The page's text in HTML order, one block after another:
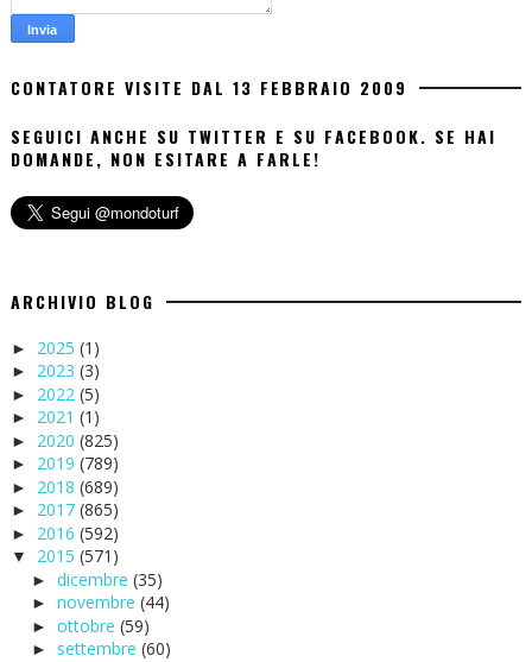
CONTATORE VISITE DAL 13 FEBBRAIO 2009
SEGUICI ANCHE SU TWITTER E SU FACEBOOK. SE HAI
DOMANDE, NON ESITARE A FARLE!
ARCHIVIO BLOG
► 2025 (1)
► 2023 (3)
► 2022 (5)
► 2021 (1)
► 2020 (825)
► 2019 (789)
► 2018 (689)
► 2017 (865)
► 2016 (592)
▼ 2015 (571)
► dicembre (35)
► novembre (44)
► ottobre (59)
► settembre (60)